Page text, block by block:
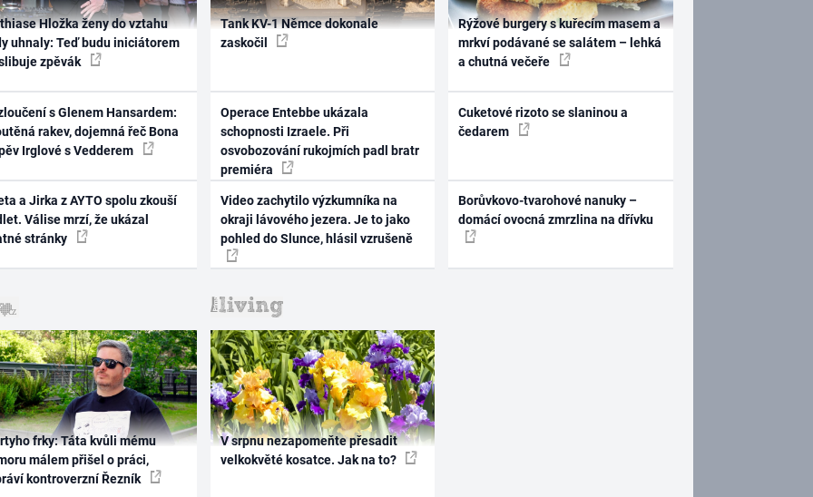
Hložka ženy do vztahu
uhnaly: Teď budu iniciátorem
zpěvák
s Glenem Hansardem:
rakev, dojemná řeč Bona
Irglové s Vedderem
a Jirka z AYTO spolu zkouší
Válise mrzí, že ukázal
stránky
Tank KV-1 Němce dokonale
zaskočil
Operace Entebbe ukázala
schopnosti Izraele. Při
osvobozování rukojmích padl bratr
premiéra
Video zachytilo výzkumníka na
okraji lávového jezera. Je to jako
pohled do Slunce, hlásil vzrušeně
Rýžové burgery s kuřecím masem a
mrkví podávané se salátem – lehká
a chutná večeře
Cuketové rizoto se slaninou a
čedarem
Borůvkovo-tvarohové nanuky –
domácí ovocná zmrzlina na dřívku
frky: Táta kvůli mému
málem přišel o práci,
kontroverzní Řezník
V srpnu nezapomeňte přesadit
velkokvěté kosatce. Jak na to?